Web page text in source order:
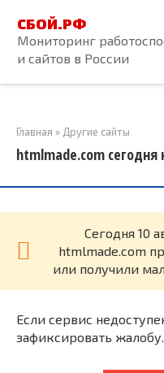
контенту
СБОЙ.РФ
Мониторинг
и сайтов в России
Главная » Другие сайты
htmlmade.com сегодня
Cегодня 10
htmlmade.com
или получили
Если сервис
зафиксировать жалобу.